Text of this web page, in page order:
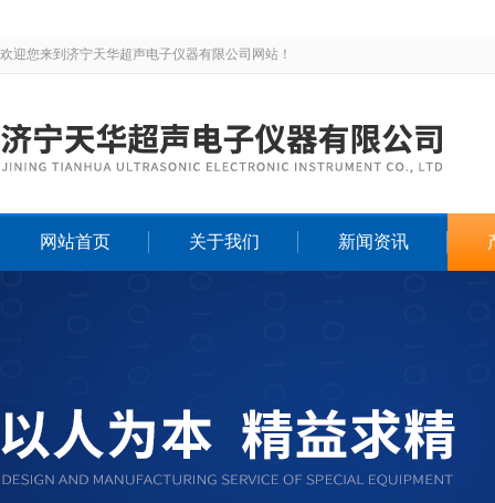
欢迎您来到济宁天华超声电子仪器有限公司网站！
网站首页 关于我们 新闻资讯